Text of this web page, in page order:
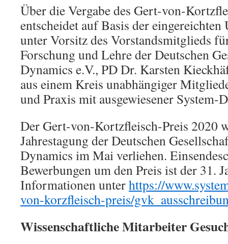
Über die Vergabe des Gert-von-
entscheidet auf Basis der eingereichten
unter Vorsitz des Vorstandsmitglieds
Forschung und Lehre der Deutschen
Dynamics e.V., PD Dr. Karsten
aus einem Kreis unabhängiger
und Praxis mit ausgewiesener System-
Der Gert-von-Kortzfleisch-Preis 2020
Jahrestagung der Deutschen
Dynamics im Mai verliehen.
Bewerbungen um den Preis ist der 31.
Informationen unterhttps://
von-korzfleisch-preis/
Wissenschaftliche Mitarbeiter